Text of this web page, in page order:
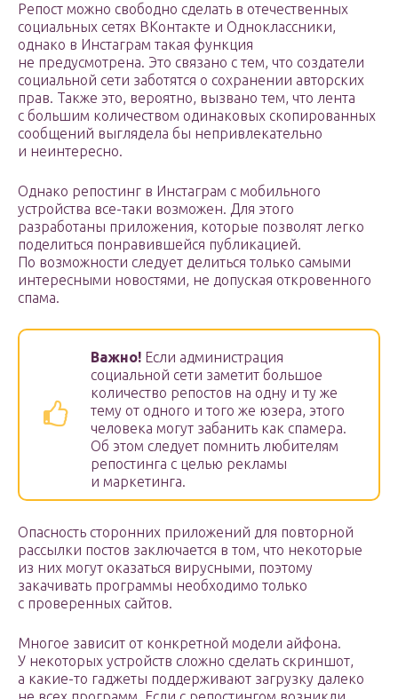
Репост можно свободно сделать в отечественных
социальных сетях ВКонтакте и Одноклассники,
однако в Инстаграм такая функция
не предусмотрена. Это связано с тем, что создатели
социальной сети заботятся о сохранении авторских
прав. Также это, вероятно, вызвано тем, что лента
с большим количеством одинаковых скопированных
сообщений выглядела бы непривлекательно
и неинтересно.
Однако репостинг в Инстаграм с мобильного
устройства все-таки возможен. Для этого
разработаны приложения, которые позволят легко
поделиться понравившейся публикацией.
По возможности следует делиться только самыми
интересными новостями, не допуская откровенного
спама.
Важно! Если администрация
социальной сети заметит большое
количество репостов на одну и ту же
тему от одного и того же юзера, этого
человека могут забанить как спамера.
Об этом следует помнить любителям
репостинга с целью рекламы
и маркетинга.
Опасность сторонних приложений для повторной
рассылки постов заключается в том, что некоторые
из них могут оказаться вирусными, поэтому
закачивать программы необходимо только
с проверенных сайтов.
Многое зависит от конкретной модели айфона.
У некоторых устройств сложно сделать скриншот,
а какие-то гаджеты поддерживают загрузку далеко